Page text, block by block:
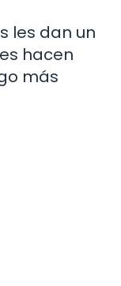
les dan un
hacen
más